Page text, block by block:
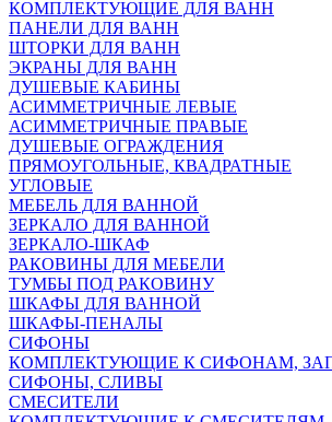
КОМПЛЕКТУЮЩИЕ ДЛЯ ВАНН
ПАНЕЛИ ДЛЯ ВАНН
ШТОРКИ ДЛЯ ВАНН
ЭКРАНЫ ДЛЯ ВАНН
ДУШЕВЫЕ КАБИНЫ
АСИММЕТРИЧНЫЕ ЛЕВЫЕ
АСИММЕТРИЧНЫЕ ПРАВЫЕ
ДУШЕВЫЕ ОГРАЖДЕНИЯ
ПРЯМОУГОЛЬНЫЕ, КВАДРАТНЫЕ
УГЛОВЫЕ
МЕБЕЛЬ ДЛЯ ВАННОЙ
ЗЕРКАЛО ДЛЯ ВАННОЙ
ЗЕРКАЛО-ШКАФ
РАКОВИНЫ ДЛЯ МЕБЕЛИ
ТУМБЫ ПОД РАКОВИНУ
ШКАФЫ ДЛЯ ВАННОЙ
ШКАФЫ-ПЕНАЛЫ
СИФОНЫ
КОМПЛЕКТУЮЩИЕ К СИФОНАМ,
СИФОНЫ, СЛИВЫ
СМЕСИТЕЛИ